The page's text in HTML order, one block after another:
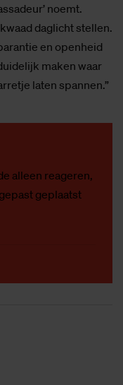
noemt.
daglicht stellen.
en openheid
maken waar
laten spannen.”
alleen reageren,
geplaatst